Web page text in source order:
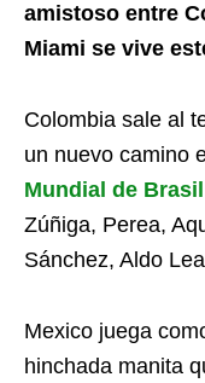
amistoso entre
Miami se vive
Colombia sale al
un nuevo camino
Mundial de
Zúñiga, Perea,
Sánchez, Aldo
Mexico juega
hinchada manita